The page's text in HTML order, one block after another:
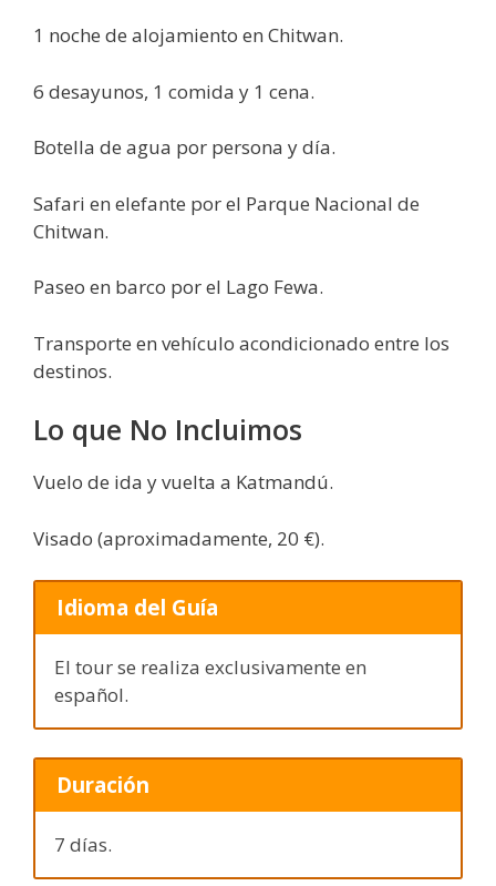
1 noche de alojamiento en Chitwan.
6 desayunos, 1 comida y 1 cena.
Botella de agua por persona y día.
Safari en elefante por el Parque Nacional de
Chitwan.
Paseo en barco por el Lago Fewa.
Transporte en vehículo acondicionado entre los
destinos.
Lo que No Incluimos
Vuelo de ida y vuelta a Katmandú.
Visado (aproximadamente, 20 €).
Idioma del Guía
El tour se realiza exclusivamente en
español.
Duración
7 días.